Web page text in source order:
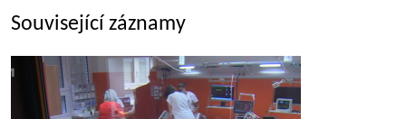
Související záznamy